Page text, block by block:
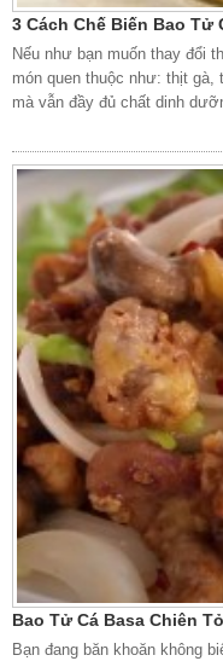
3 Cách Chế Biến Bao Tử
Nếu như bạn muốn thay đổi
món quen thuộc như: thịt
mà vẫn đầy đủ chất dinh
Bao Tử Cá Basa Chiên
Bạn đang băn khoăn không